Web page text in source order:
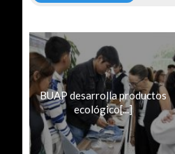
BUAP desarrolla productos
ecológico[...]